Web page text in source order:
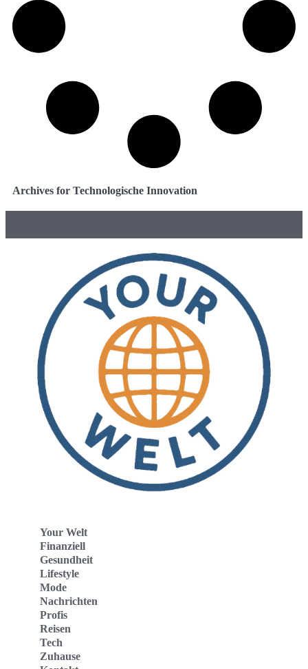
Archives for Technologische Innovation
Your Welt
Finanziell
Gesundheit
Lifestyle
Mode
Nachrichten
Profis
Reisen
Tech
Zuhause